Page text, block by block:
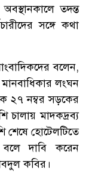
তদন্ত
সঙ্গে কথা
বলেন,
মানবাধিকার লংঘন
২৭ নম্বর সড়কের
চালায় মাদকদ্রব্য
শেষে হোটেলটিতে
দাবি করেন
কবির।